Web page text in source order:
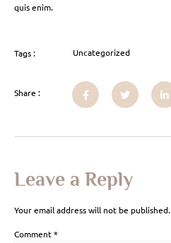
quis enim.
Tags : Uncategorized
Share :
Leave a Reply
Your email address will not be published.
Comment*